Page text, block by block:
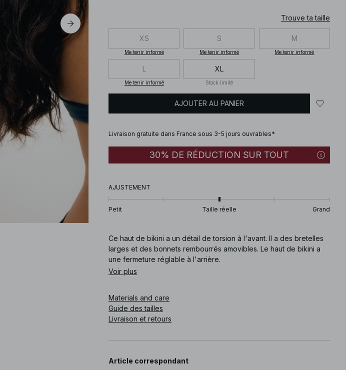
Trouve ta taille
XS
Me tenir informé
S
Me tenir informé
M
Me tenir informé
L
Me tenir informé
XL
Stock limité
AJOUTER AU PANIER
Livraison gratuite dans France sous 3-5 jours ouvrables*
30% DE RÉDUCTION SUR TOUT
AJUSTEMENT
Petit Taille réelle Grand
Ce haut de bikini a un détail de torsion à l'avant. Il a des bretelles
larges et des bonnets rembourrés amovibles. Le haut de bikini a
une fermeture réglable à l'arrière.
Voir plus
Materials and care
Guide des tailles
Livraison et retours
Article correspondant